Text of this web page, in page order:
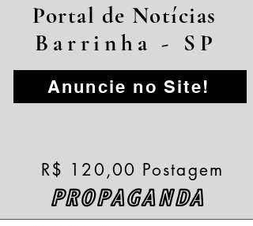
Anuncie no Site!
PROPAGANDA
R$ 120,00 Postagem
Barrinha - SP
Portal de Notícias